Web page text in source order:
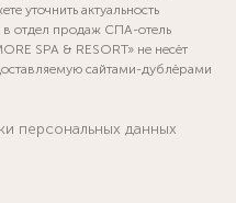
уточнить актуальность
отдел продаж СПА-отель
SPA & RESORT» не несёт
сайтами-дублёрами
персональных данных